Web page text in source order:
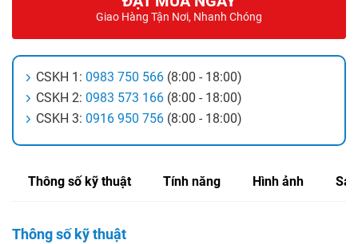
Giao Hàng Tận Nơi, Nhanh Chóng
CSKH 1: 0983 750 566 (8:00 - 18:00)
CSKH 2: 0983 573 166 (8:00 - 18:00)
CSKH 3: 0916 950 756 (8:00 - 18:00)
Thông số kỹ thuật Tính năng Hình ảnh
Thông số kỹ thuật